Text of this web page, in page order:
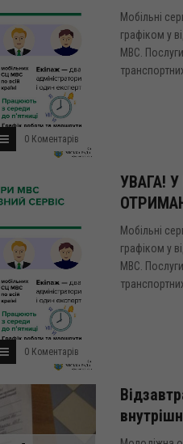
0 Коментарів
Мобільні
графіком у
МВС.
0 Коментарів
УВАГА!
Мобільні
графіком у
МВС.